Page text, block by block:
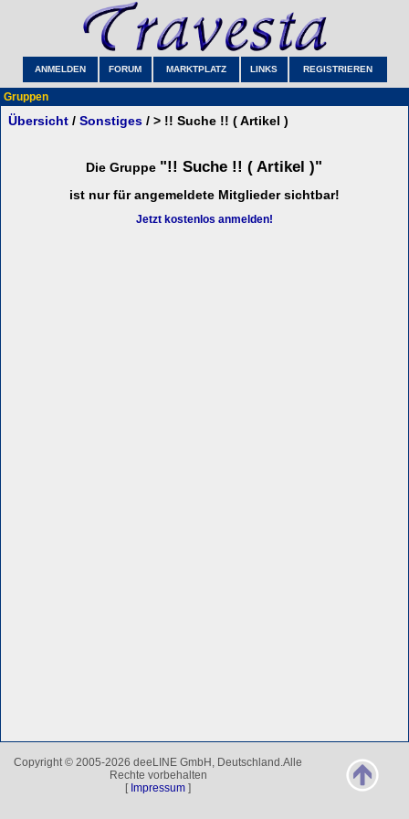
ANMELDEN FORUM MARKTPLATZ LINKS REGISTRIEREN
Gruppen
Übersicht / Sonstiges / > !! Suche !! ( Artikel )
Die Gruppe "!! Suche !! ( Artikel )"
ist nur für angemeldete Mitglieder sichtbar!
Jetzt kostenlos anmelden!
Copyright © 2005-2026 deeLINE GmbH, Deutschland.Alle
Rechte vorbehalten
[ Impressum ]